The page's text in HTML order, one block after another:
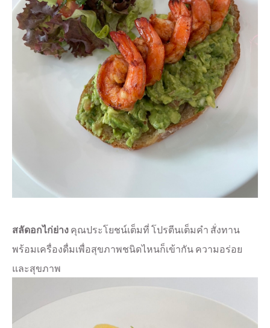
สลัดอกไก่ย่าง คุณประโยชน์เต็มที่ โปรตีนเต็มคำ สั่งทาน
พร้อมเครื่องดื่มเพื่อสุขภาพชนิดไหนก็เข้ากัน ความอร่อย
และสุขภาพ